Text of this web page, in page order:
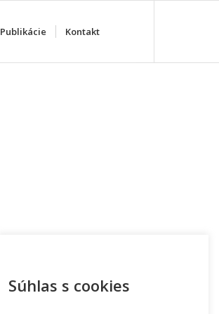
Publikácie Kontakt
Súhlas s cookies